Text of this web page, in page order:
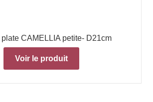
CAMELLIA petite- D21cm
Voir le produit